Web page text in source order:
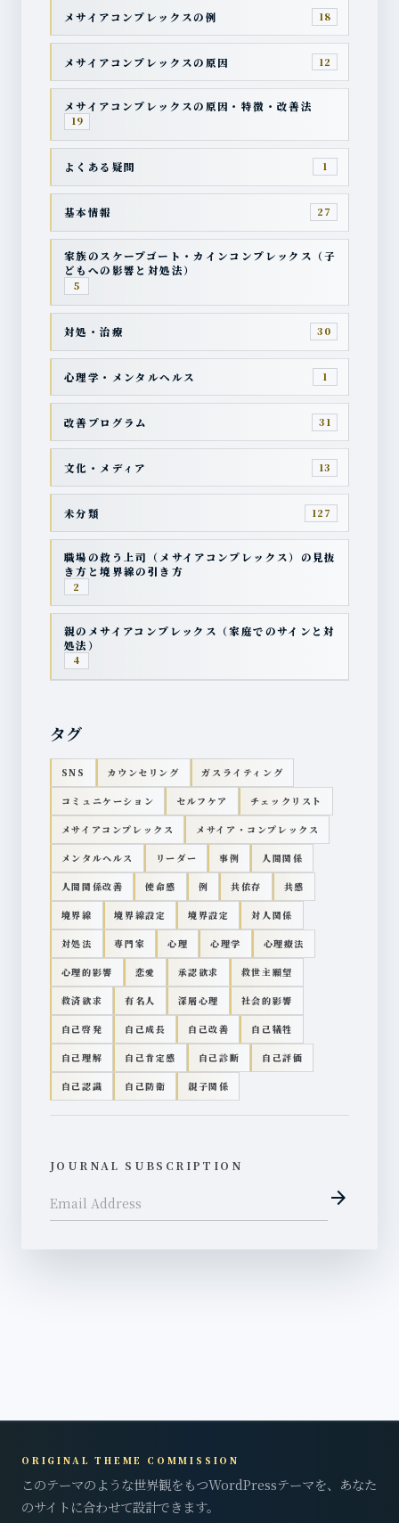
メサイアコンプレックスの例 18
メサイアコンプレックスの原因 12
メサイアコンプレックスの原因・特徴・改善法
19
よくある疑問 1
基本情報 27
家族のスケープゴート・カインコンプレックス（子
どもへの影響と対処法）
5
対処・治療 30
心理学・メンタルヘルス 1
改善プログラム 31
文化・メディア 13
未分類 127
職場の救う上司（メサイアコンプレックス）の見抜
き方と境界線の引き方
2
親のメサイアコンプレックス（家庭でのサインと対
処法）
4
タグ
SNS カウンセリング ガスライティング
コミュニケーション セルフケア チェックリスト
メサイアコンプレックス メサイア・コンプレックス
メンタルヘルス リーダー 事例 人間関係
人間関係改善 使命感 例 共依存 共感
境界線 境界線設定 境界設定 対人関係
対処法 専門家 心理 心理学 心理療法
心理的影響 恋愛 承認欲求 救世主願望
救済欲求 有名人 深層心理 社会的影響
自己啓発 自己成長 自己改善 自己犠牲
自己理解 自己肯定感 自己診断 自己評価
自己認識 自己防衛 親子関係
JOURNAL SUBSCRIPTION
arrow_forward
ORIGINAL THEME COMMISSION
このテーマのような世界観をもつWordPressテーマを、あなた
のサイトに合わせて設計できます。